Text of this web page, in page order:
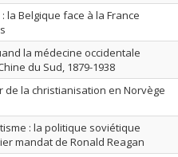
la Belgique face à la France
la médecine occidentale
du Sud, 1879-1938
de la christianisation en Norvège
: la politique soviétique
mandat de Ronald Reagan